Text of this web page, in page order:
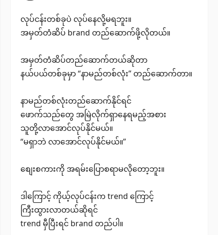
လုပ်ငန်းတစ်ခုပဲ လုပ်နေလို့မရဘူး။
အမှတ်တံဆိပ် brand တည်ဆောက်ဖို့လိုတယ်။
အမှတ်တံဆိပ်တည်ဆောက်တယ်ဆိုတာ
နယ်ပယ်တစ်ခုမှာ “နာမည်တစ်လုံး” တည်ဆောက်တာ။
နာမည်တစ်လုံးတည်ဆောက်နိုင်ရင်
ဖောက်သည်တွေ အမြဲလိုက်ရှာနေရမည့်အစား
သူတို့လာအောင်လုပ်နိုင်မယ်။
“မရှာဘဲ လာအောင်လုပ်နိုင်မယ်။”
စျေးစကားကို အရမ်းပြောစရာမလိုတော့ဘူး။
ဒါကြောင့် ကိုယ့်လုပ်ငန်းက trend ကြောင့်
ကြီးထွားလာတယ်ဆိုရင်
trend မှီပြီးရင် brand တည်ပါ။